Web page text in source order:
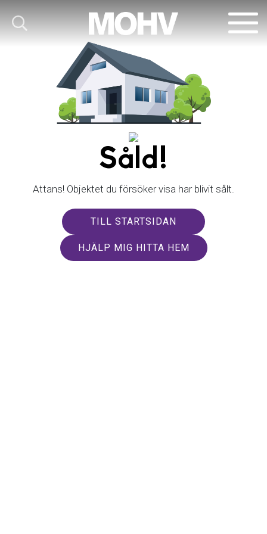
Såld!
Attans! Objektet du försöker visa har blivit sålt.
TILL STARTSIDAN
HJÄLP MIG HITTA HEM